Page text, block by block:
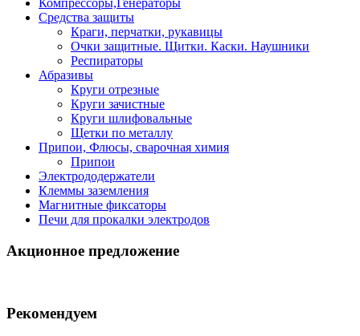
Компрессоры,Генераторы
Средства защиты
Краги, перчатки, рукавицы
Очки защитные. Щитки. Каски. Наушники
Респираторы
Абразивы
Круги отрезные
Круги зачистные
Круги шлифовальные
Щетки по металлу
Припои, Флюсы, сварочная химия
Припои
Электрододержатели
Клеммы заземления
Магнитные фиксаторы
Печи для прокалки электродов
Акционное предложение
Рекомендуем